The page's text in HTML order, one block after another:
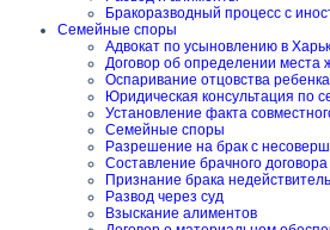
Бракоразводный процесс с
Семейные споры
Адвокат по усыновлению в
Договор об определении места
Оспаривание отцовства ребенка
Юридическая консультация по
Установление факта
Семейные споры
Разрешение на брак с
Составление брачного договора
Признание брака
Развод через суд
Взыскание алиментов